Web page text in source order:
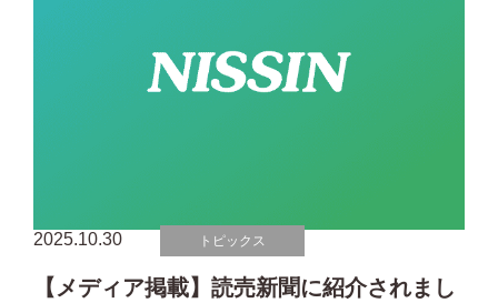
2025.10.30 トピックス
【メディア掲載】読売新聞に紹介されまし